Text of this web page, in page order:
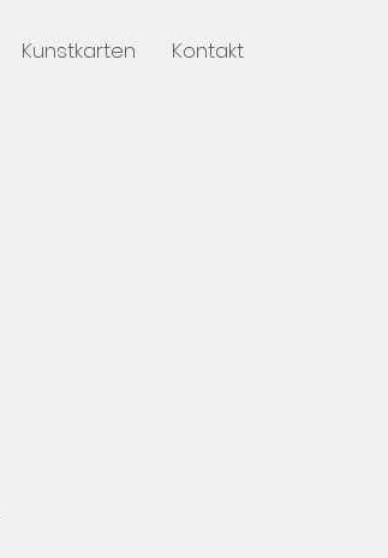
Kunstkarten Kontakt